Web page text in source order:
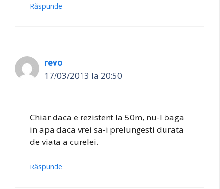
Răspunde
revo
17/03/2013 la 20:50
Chiar daca e rezistent la 50m, nu-l baga
in apa daca vrei sa-i prelungesti durata
de viata a curelei.
Răspunde